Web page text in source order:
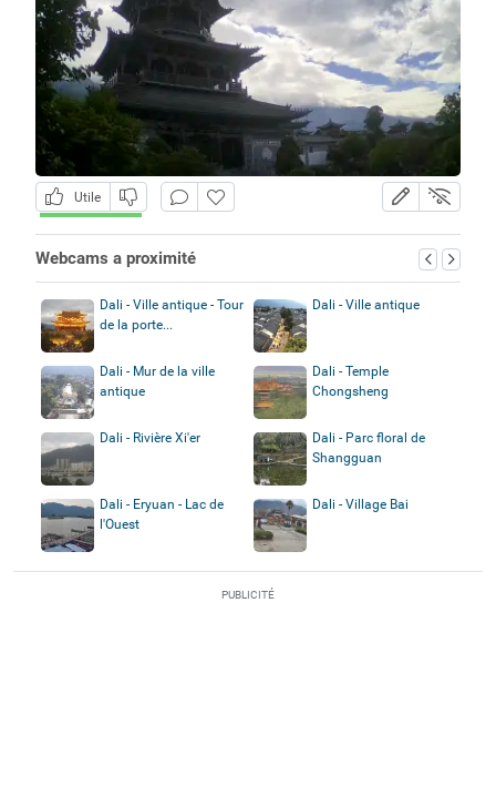
Utile
Webcams a proximité
Dali - Ville antique - Tour
de la porte...
Dali - Ville antique
Dali - Mur de la ville
antique
Dali - Temple
Chongsheng
Dali - Rivière Xi'er
Dali - Parc floral de
Shangguan
Dali - Eryuan - Lac de
l'Ouest
Dali - Village Bai
PUBLICITÉ